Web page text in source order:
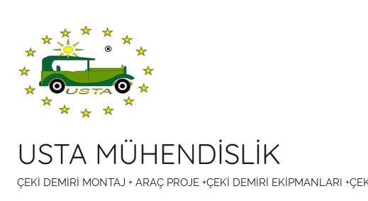
USTA MÜHENDİSLİK
ÇEKİ DEMİRİ MONTAJ + ARAÇ PROJE +ÇEKİ DEMİRİ EKİPMANLARI